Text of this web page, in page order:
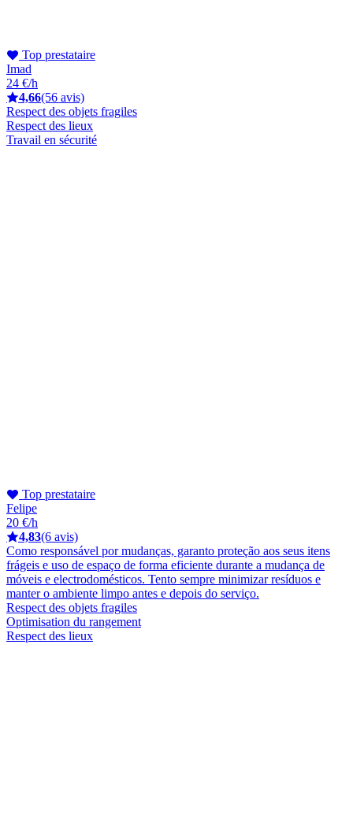
Top prestataire
Imad
24 €/h
4,66(56 avis)
Respect des objets fragiles
Respect des lieux
Travail en sécurité
Top prestataire
Felipe
20 €/h
4,83(6 avis)
Como responsável por mudanças, garanto proteção aos seus itens
frágeis e uso de espaço de forma eficiente durante a mudança de
móveis e electrodomésticos. Tento sempre minimizar resíduos e
manter o ambiente limpo antes e depois do serviço.
Respect des objets fragiles
Optimisation du rangement
Respect des lieux